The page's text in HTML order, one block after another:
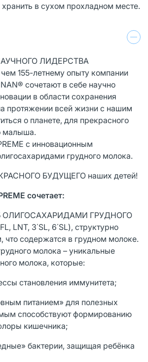
хранить в сухом прохладном месте.
ЛИДЕРСТВА
155-летнему опыту компании
сочетают в себе научно
в области сохранения
протяжении всей жизни с нашим
о планете, для прекрасного
малыша.
с инновационным
грудного молока.
БУДУЩЕГО наших детей!
сочетает:
ОЛИГОСАХАРИДАМИ ГРУДНОГО
LNT, 3΄SL, 6΄SL), структурно
что содержатся в грудном молоке.
молока – уникальные
молока, которые:
становления иммунитета;
питанием» для полезных
способствуют формированию
кишечника;
бактерии, защищая ребёнка